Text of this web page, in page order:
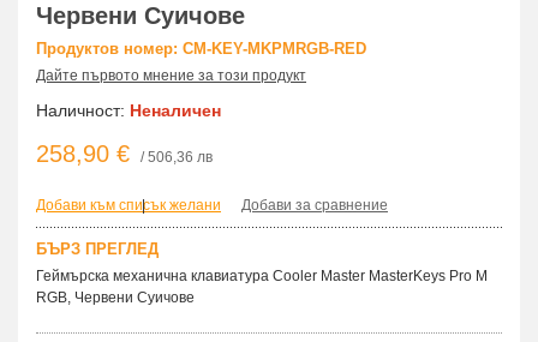
Червени Суичове
Продуктов номер: CM-KEY-MKPMRGB-RED
Дайте първото мнение за този продукт
Наличност: Неналичен
258,90 € / 506,36 лв
Добави към списък желани
| Добави за сравнение
БЪРЗ ПРЕГЛЕД
Геймърска механична клавиатура Cooler Master MasterKeys Pro M
RGB, Червени Суичове